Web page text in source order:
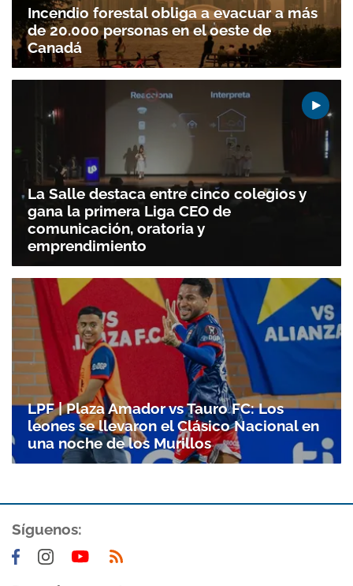
Gracias por suscribirte a nuestro boletín.
ACEPTAR
Incendio forestal obliga a evacuar a más
de 20.000 personas en el oeste de
Canadá
La Salle destaca entre cinco colegios y
gana la primera Liga CEO de
comunicación, oratoria y
emprendimiento
LPF | Plaza Amador vs Tauro FC: Los
leones se llevaron el Clásico Nacional en
una noche de los Murillos
Síguenos: